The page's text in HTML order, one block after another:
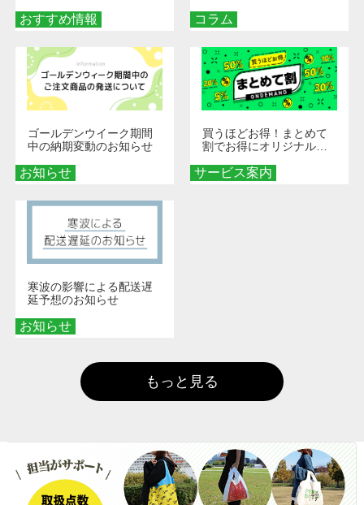
おすすめ情報
める秘訣
コラム
とメリットを解説
お知らせ
ゴールデンウイーク期間
中の納期変動のお知らせ
サービス案内
買うほどお得！まとめて
割でお得にオリジナルグ
お知らせ
寒波の影響による配送遅
延予想のお知らせ
もっと見る